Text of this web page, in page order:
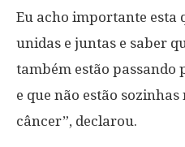
Eu acho importante esta
unidas e juntas e saber
também estão passando
e que não estão
câncer”, declarou.